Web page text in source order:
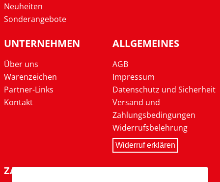
Neuheiten
Sonderangebote
UNTERNEHMEN
Über uns
Warenzeichen
Partner-Links
Kontakt
ALLGEMEINES
AGB
Impressum
Datenschutz und Sicherheit
Versand und
Zahlungsbedingungen
Widerrufsbelehrung
Widerruf erklären
ZAHLARTEN